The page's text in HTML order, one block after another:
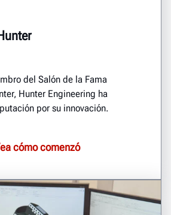
del Salón de la Fama
Hunter Engineering ha
por su innovación.
cómo comenzó